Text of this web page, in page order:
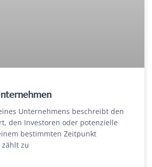
Unternehmens beschreibt den
den Investoren oder potenzielle
bestimmten Zeitpunkt
zu